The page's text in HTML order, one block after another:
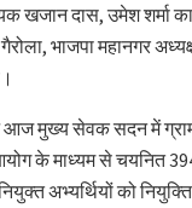
खजान दास, उमेश शर्मा
भाजपा महानगर
आज मुख्य सेवक सदन में
के माध्यम से चयनित
अभ्यर्थियों को